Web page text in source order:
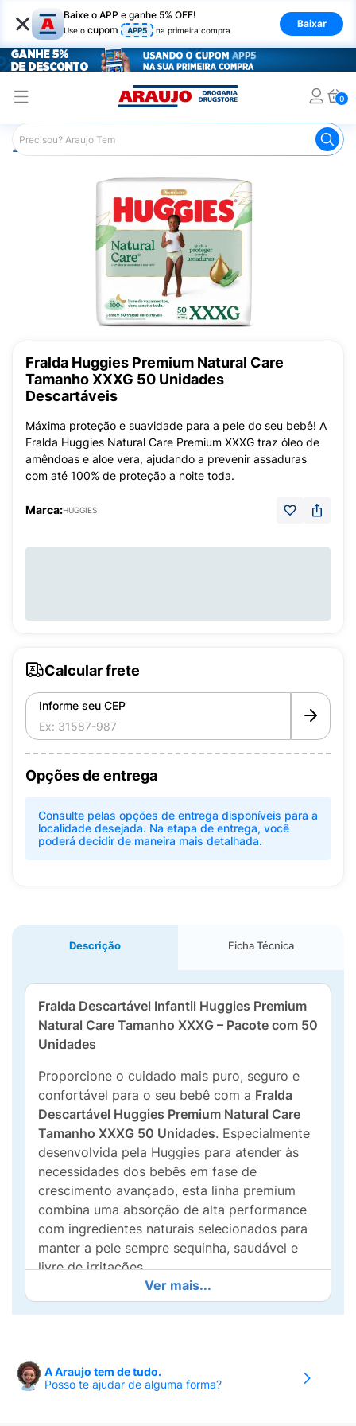
× Baixe o APP e ganhe 5% OFF!
Use o cupom APP5 na primeira compra
Baixar
0
Araujo Infantil Fraldas Infantis
Fralda Huggies Premium Natural Care
Tamanho XXXG 50 Unidades
Descartáveis
Máxima proteção e suavidade para a pele do seu bebê! A
Fralda Huggies Natural Care Premium XXXG traz óleo de
amêndoas e aloe vera, ajudando a prevenir assaduras
com até 100% de proteção a noite toda.
Marca:HUGGIES
Calcular frete
Informe seu CEP
Opções de entrega
Consulte pelas opções de entrega disponíveis para a
localidade desejada. Na etapa de entrega, você
poderá decidir de maneira mais detalhada.
Descrição Ficha Técnica
Fralda Descartável Infantil Huggies Premium
Natural Care Tamanho XXXG – Pacote com 50
Unidades
Proporcione o cuidado mais puro, seguro e
confortável para o seu bebê com a Fralda
Descartável Huggies Premium Natural Care
Tamanho XXXG 50 Unidades. Especialmente
desenvolvida pela Huggies para atender às
necessidades dos bebês em fase de
crescimento avançado, esta linha premium
combina uma absorção de alta performance
com ingredientes naturais selecionados para
manter a pele sempre sequinha, saudável e
livre de irritações.
Toque de pura suavidade com ingredientes
naturais protetores:O grande diferencial da
são enriquecidas com
aloe vera , componentes dermatologicamente
Ver mais...
A Araujo tem de tudo.
Posso te ajudar de alguma forma?